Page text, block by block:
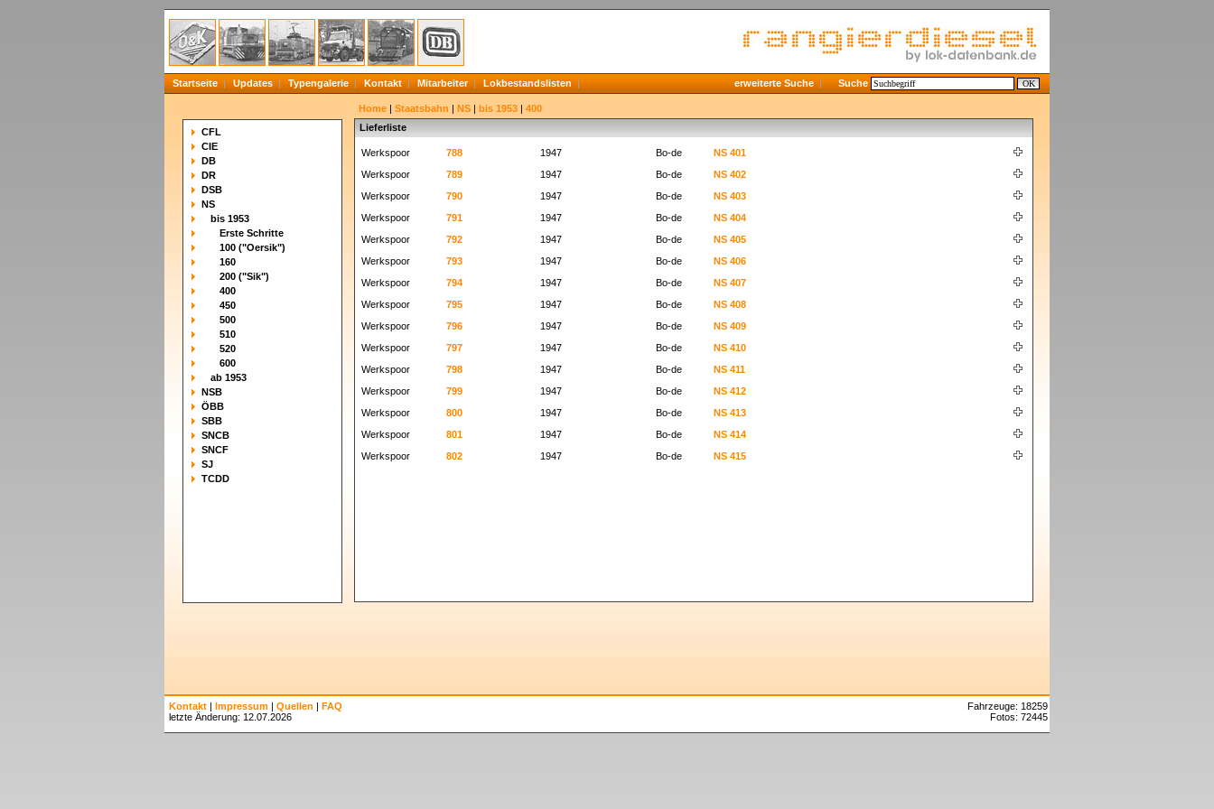
Startseite Updates Typengalerie Kontakt Mitarbeiter Lokbestandslisten erweiterte Suche Suche
CFL
CIE
DB
DR
DSB
NS
bis 1953
Erste Schritte
100 ("Oersik")
160
200 ("Sik")
400
450
500
510
520
600
ab 1953
NSB
ÖBB
SBB
SNCB
SNCF
SJ
TCDD
Home | Staatsbahn | NS | bis 1953 | 400
Lieferliste
Werkspoor 788 1947 Bo-de
NS 401
Werkspoor
789 1947 Bo-de
NS 402
Werkspoor
790 1947 Bo-de
NS 403
Werkspoor
791 1947 Bo-de
NS 404
Werkspoor
792 1947 Bo-de
NS 405
Werkspoor
793 1947 Bo-de
NS 406
Werkspoor
794 1947 Bo-de
NS 407
Werkspoor
795 1947 Bo-de
NS 408
Werkspoor
796 1947 Bo-de
NS 409
Werkspoor
797 1947 Bo-de
NS 410
Werkspoor
798 1947 Bo-de
NS 411
Werkspoor
799 1947 Bo-de
NS 412
Werkspoor
800 1947 Bo-de
NS 413
Werkspoor
801 1947 Bo-de
NS 414
Werkspoor
802 1947 Bo-de NS 415
Kontakt | Impressum | Quellen | FAQ
letzte Änderung: 12.07.2026
Fahrzeuge: 18259
Fotos: 72445